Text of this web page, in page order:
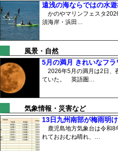
遠浅の海ならではの水
かのやマリンフェスタ
須海岸・浜田…
風景・自然
5月の満月 きれいなフ
2026年5月の満月は2日、
ていた。 英語圏…
気象情報・災害など
13日九州南部が梅雨明
鹿児島地方気象台は令和8
れておおむね晴れ、…